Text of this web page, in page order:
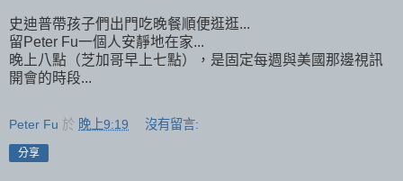
史迪普帶孩子們出門吃晚餐順便逛逛...
留Peter Fu一個人安靜地在家...
晚上八點（芝加哥早上七點），是固定每週與美國那邊視訊
開會的時段...
Peter Fu 於 晚上9:19 沒有留言:
分享